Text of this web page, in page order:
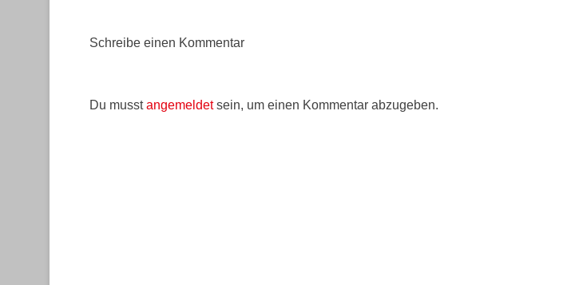
Schreibe einen Kommentar
Du musstangemeldetsein, um einen Kommentar abzugeben.